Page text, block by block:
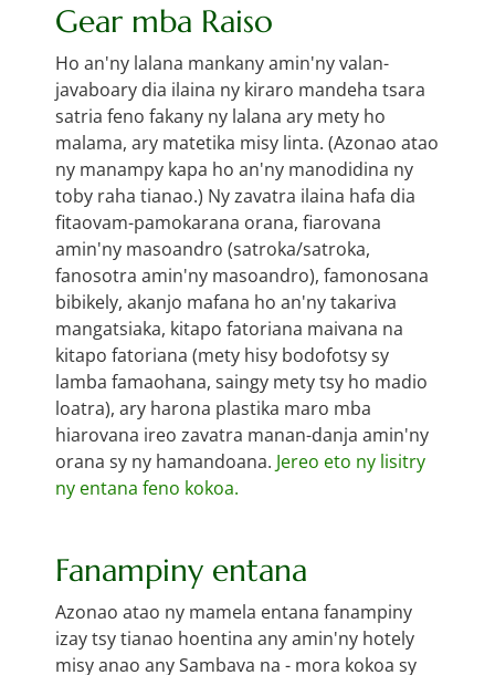
Gear mba Raiso
Ho an'ny lalana mankany amin'ny valan-
javaboary dia ilaina ny kiraro mandeha tsara
satria feno fakany ny lalana ary mety ho
malama, ary matetika misy linta. (Azonao atao
ny manampy kapa ho an'ny manodidina ny
toby raha tianao.) Ny zavatra ilaina hafa dia
fitaovam-pamokarana orana, fiarovana
amin'ny masoandro (satroka/satroka,
fanosotra amin'ny masoandro), famonosana
bibikely, akanjo mafana ho an'ny takariva
mangatsiaka, kitapo fatoriana maivana na
kitapo fatoriana (mety hisy bodofotsy sy
lamba famaohana, saingy mety tsy ho madio
loatra), ary harona plastika maro mba
hiarovana ireo zavatra manan-danja amin'ny
orana sy ny hamandoana. Jereo eto ny lisitry
ny entana feno kokoa.
Fanampiny entana
Azonao atao ny mamela entana fanampiny
izay tsy tianao hoentina any amin'ny hotely
misy anao any Sambava na - mora kokoa sy